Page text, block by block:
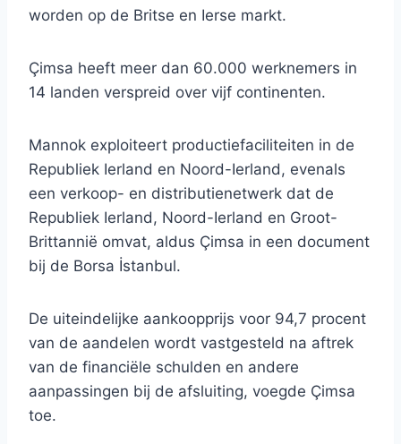
worden op de Britse en Ierse markt.
Çimsa heeft meer dan 60.000 werknemers in
14 landen verspreid over vijf continenten.
Mannok exploiteert productiefaciliteiten in de
Republiek Ierland en Noord-Ierland, evenals
een verkoop- en distributienetwerk dat de
Republiek Ierland, Noord-Ierland en Groot-
Brittannië omvat, aldus Çimsa in een document
bij de Borsa İstanbul.
De uiteindelijke aankoopprijs voor 94,7 procent
van de aandelen wordt vastgesteld na aftrek
van de financiële schulden en andere
aanpassingen bij de afsluiting, voegde Çimsa
toe.